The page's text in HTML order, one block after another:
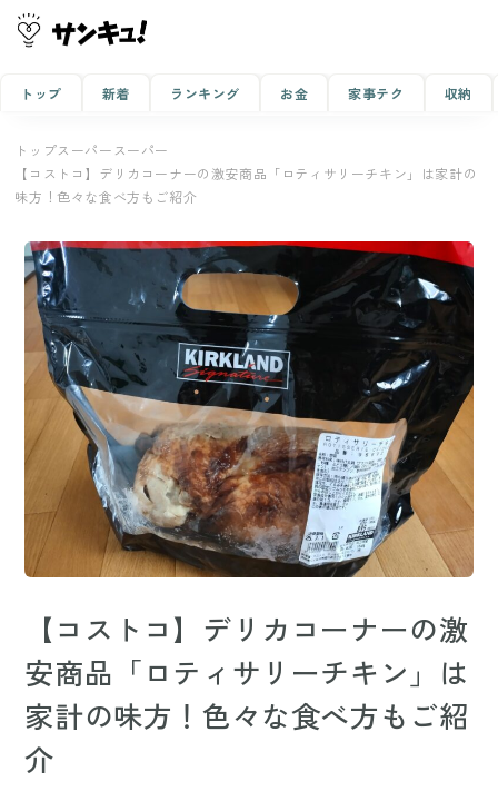
トップ 新着 ランキング お金 家事テク 収納
トップスーパー スーパー
【コストコ】デリカコーナーの激安商品「ロティサリーチキン」は家計の
味方！色々な食べ方もご紹介
【コストコ】デリカコーナーの激
安商品「ロティサリーチキン」は
家計の味方！色々な食べ方もご紹
介